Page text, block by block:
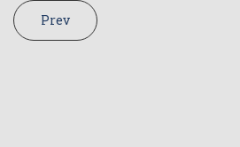
Prev